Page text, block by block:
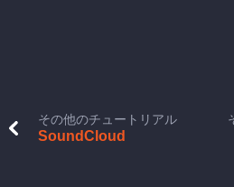
その他のチュートリアル
SoundCloud